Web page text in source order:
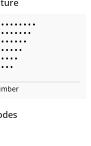
• • • • • • • •
• • • • • • •
• • • • • •
• • • • •
• • • •
• • •